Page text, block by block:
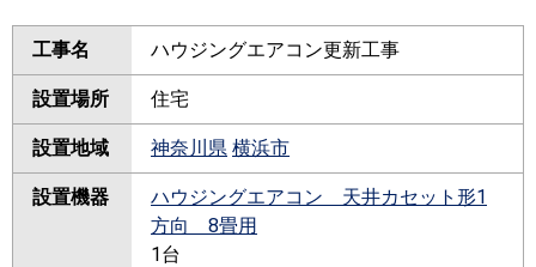
工事名 ハウジングエアコン更新工事
設置場所 住宅
設置地域 神奈川県 横浜市
設置機器
ハウジングエアコン 天井カセット形1
方向 8畳用
1台